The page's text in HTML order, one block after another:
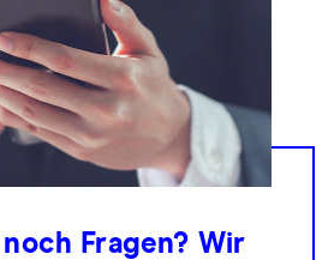
noch Fragen? Wir